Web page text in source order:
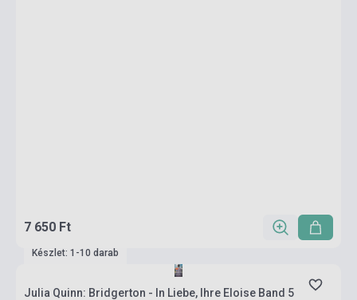
7 650 Ft
Készlet: 1-10 darab
Julia Quinn: Bridgerton - In Liebe, Ihre Eloise Band 5